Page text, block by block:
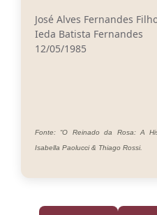
José Alves Fernandes
Ieda Batista Fernandes
12/05/1985
Fonte: “O Reinado da Rosa: A
Isabella Paolucci & Thiago Rossi.